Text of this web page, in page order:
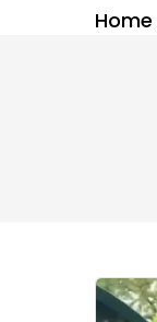
Home